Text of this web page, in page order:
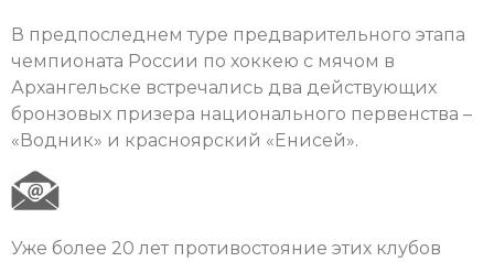
В предпоследнем туре предварительного этапа
чемпионата России по хоккею с мячом в
Архангельске встречались два действующих
бронзовых призера национального первенства –
«Водник» и красноярский «Енисей».
Уже более 20 лет противостояние этих клубов